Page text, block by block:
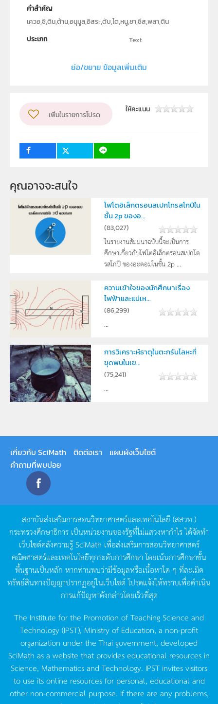
คำสำคัญ
เควอ,ซิ,ติน,ต้าน,อนุมูล,อิสระ,ตับ,ไต,หนู,ยา,ซีส,พลา,ติน
ประเภท
Text
ภาควิชาชีววิทยา คณะวิทยาศาสตร์ มหาวิทยาลัยสงขลา
เควอ,ซิ,ติน,ต้าน,อนุมูล,อิสระ,ตับ,ไต,หนู,ยา,ซีส,พลา,ติน
ระดับชั้น
ม.4, ม.5, ม.6
กลุ่มเป้าหมาย
ย่อ/ขยาย ข้อมูลเพิ่มเติม
เพิ่มในรายการโปรด
ให้คะแนน
คุณอาจจะสนใจ
โฟโตอิเล็กตรอนสเปกโทรสโกปีใน
ชั้น 2p ของอ...
(83,027)
ในรายงานสัมมนาฉบับนี้จะเป็นการ
ศึกษาเกี่ยวกับโฟโตอิเล็กตรอนสเปกโต
รสโกปี ของอะตอมในชั้น 2p ...
ความเข้าใจของนักศึกษาเรื่อง
ไฟฟ้าและแม่เห...
(86,299)
...
การวิเคราะห์ธาตุในตะกรันโลหะที่
ขุดพบในเข...
(75,241)
...
เกี่ยวกับ SciMath ติดต่อเรา
แผนผังเว็บไซต์
คำถามที่พบบ่อย
สถาบันส่งเสริมการสอนวิทยาศาสตร์และเทคโนโลยี (สสวท.)
กระทรวงศึกษาธิการ เป็นหน่วยงานของรัฐที่ไม่แสวงหากำไรได้จัดทำ
เว็บไซต์คลังความรู้SciMath เพื่อส่งเสริมการสอนวิทยาศาสตร์
คณิตศาสตร์และเทคโนโลยีทุกระดับการศึกษา โดยเน้นการศึกษาขั้น
พื้นฐานเป็นหลัก หากท่านพบว่ามีข้อมูลหรือเนื้อหาใด ๆ ที่ละเมิด
ทรัพย์สินทางปัญญาปรากฏอยู่ในเว็บไซต์โปรดแจ้งให้ทราบเพื่อดำเนิน
การแก้ปัญหาดังกล่าวโดยเร็วที่สุด
The Institute for the Promotion of Teaching Science and
Technology (IPST), Ministry of Education, a non-profit
organization under the Thai government, developed
SciMath as a website that provides educational resources in
Science, Mathematics and Technology. IPST invites visitors
to use its online resources for personal, educational and
other non-commercial purpose. If there are any problems,